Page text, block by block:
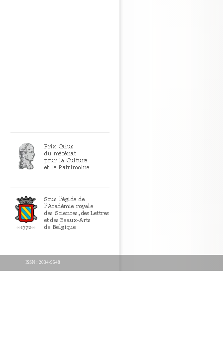
ISSN : 2034-9548